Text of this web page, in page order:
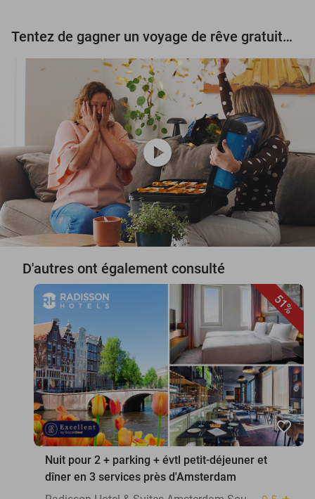
Tentez de gagner un voyage de rêve gratuit d'une valeur de 3.000 € !
play_circle
D'autres ont également consulté
51%
favorite_border
Nuit pour 2 + parking + évtl petit-déjeuner et
dîner en 3 services près d'Amsterdam